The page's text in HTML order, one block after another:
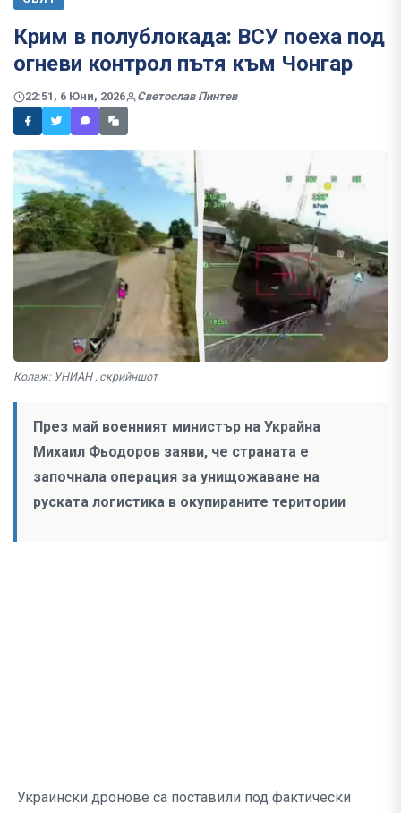
Крим в полублокада: ВСУ поеха под
огневи контрол пътя към Чонгар
22:51, 6 Юни, 2026 Светослав Пинтев
Колаж: УНИАН , скрийншот
През май военният министър на Украйна
Михаил Фьодоров заяви, че страната е
започнала операция за унищожаване на
руската логистика в окупираните територии
Украински дронове са поставили под фактически